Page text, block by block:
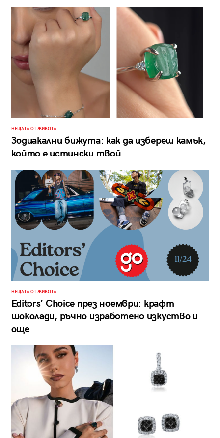
НЕЩАТА ОТ ЖИВОТА
Зодиакални бижута: как да избереш камък,
който е истински твой
НЕЩАТА ОТ ЖИВОТА
Editors’ Choice през ноември: крафт
шоколади, ръчно изработено изкуство и
още